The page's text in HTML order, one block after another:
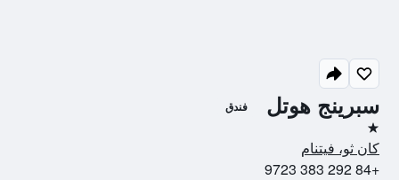
سبرينج هوتل فندق
نجمة واحدة
كان ثو، فيتنام
+84 292 383 9723